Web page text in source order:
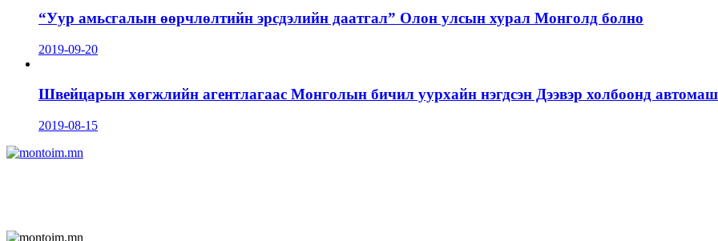
“Уур амьсгалын өөрчлөлтийн эрсдэлийн даатгал” Олон улсын хурал Монголд болно
2019-09-20
Швейцарын хөгжлийн агентлагаас Монголын бичил уурхайн нэгдсэн Дээвэр холбоонд
2019-08-15